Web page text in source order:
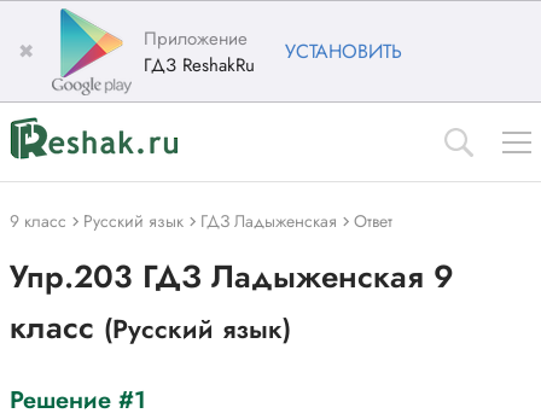
✖
Приложение
ГДЗ ReshakRu
УСТАНОВИТЬ
9 класс Русский язык ГДЗ Ладыженская Ответ
Упр.203 ГДЗ Ладыженская 9
класс (Русский язык)
Решение #1